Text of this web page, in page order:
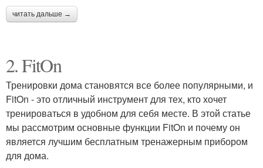
читать дальше →
2. FitOn
Тренировки дома становятся все более популярными, и
FitOn - это отличный инструмент для тех, кто хочет
тренироваться в удобном для себя месте. В этой статье
мы рассмотрим основные функции FitOn и почему он
является лучшим бесплатным тренажерным прибором
для дома.